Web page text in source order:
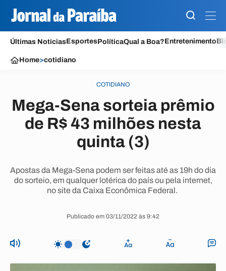
Últimas NotíciasEsportesPolíticaQual a Boa?Entretenimento
Home>cotidiano
COTIDIANO
Mega-Sena sorteia prêmio
de R$ 43 milhões nesta
quinta (3)
Apostas da Mega-Sena podem ser feitas até as 19h do dia
do sorteio, em qualquer lotérica do país ou pela internet,
no site da Caixa Econômica Federal.
Publicado em 03/11/2022 às 9:42